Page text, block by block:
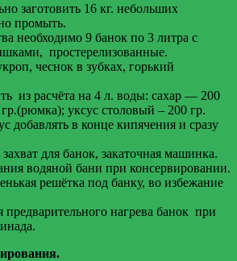
заготовить 16 кг. небольших
промыть.
необходимо 9 банок по 3 литра с
простерелизованные.
чеснок в зубках, горький
из расчёта на 4 л. воды: сахар — 200
гр.(рюмка); уксус столовый – 200 гр.
добавлять в конце кипячения и сразу
для банок, закаточная машинка.
водяной бани при консервировании.
решётка под банку, во избежание
предварительного нагрева банок при